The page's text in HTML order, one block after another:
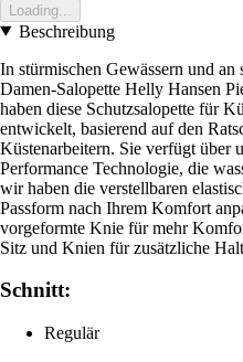
Loading...
Beschreibung
In stürmischen Gewässern und an
Damen-Salopette Helly Hansen
haben diese Schutzsalopette für
entwickelt, basierend auf den
Küstenarbeitern. Sie verfügt
Performance Technologie, die
wir haben die verstellbaren
Passform nach Ihrem Komfort
vorgeformte Knie für mehr
Sitz und Knien für zusätzliche
Schnitt:
Regulär